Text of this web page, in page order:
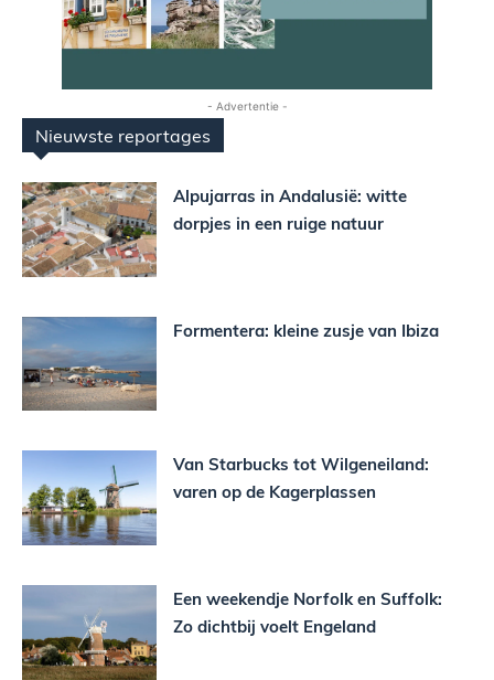
- Advertentie -
Nieuwste reportages
Alpujarras in Andalusië: witte
dorpjes in een ruige natuur
Formentera: kleine zusje van Ibiza
Van Starbucks tot Wilgeneiland:
varen op de Kagerplassen
Een weekendje Norfolk en Suffolk:
Zo dichtbij voelt Engeland